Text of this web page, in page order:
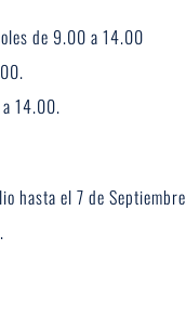
de 9.00 a 14.00
14.00.
hasta el 7 de Septiembre